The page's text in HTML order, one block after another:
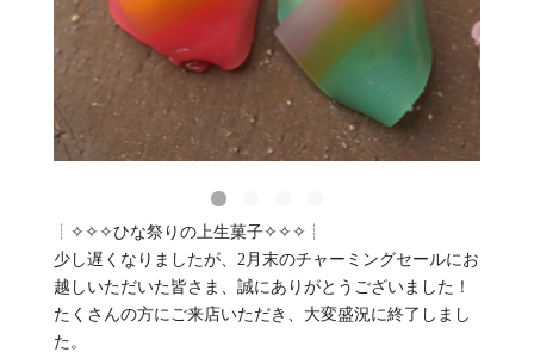
┊✧✧✧ひな祭りの上生菓子✧✧✧┊
少し遅くなりましたが、2月末のチャーミングセールにお
越しいただいた皆さま、誠にありがとうございました！
たくさんの方にご来店いただき、大変盛況に終了しまし
た。